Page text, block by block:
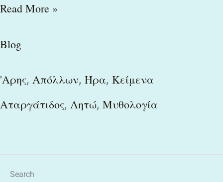
Read More »
Blog
'Αρης, Απόλλων, Ήρα, Κείμενα
Αταργάτιδος, Λητώ, Μυθολογία
Search